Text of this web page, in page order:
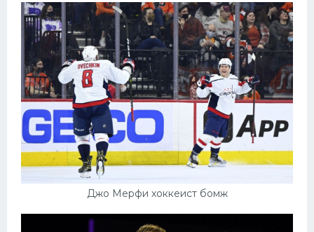
Джо Мерфи хоккеист бомж